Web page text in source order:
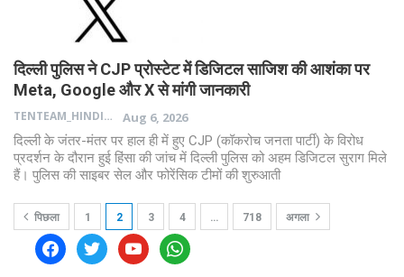
दिल्ली पुलिस ने CJP प्रोस्टेट में डिजिटल साजिश की आशंका पर
Meta, Google और X से मांगी जानकारी
TENTEAM_HINDI
Aug 6, 2026
दिल्ली के जंतर-मंतर पर हाल ही में हुए CJP (कॉकरोच जनता पार्टी) के विरोध
प्रदर्शन के दौरान हुई हिंसा की जांच में दिल्ली पुलिस को अहम डिजिटल सुराग मिले
हैं। पुलिस की साइबर सेल और फोरेंसिक टीमों की शुरुआती
पिछला 1 2 3 4 … 718 अगला
facebooktwitteryoutubewhatsapp